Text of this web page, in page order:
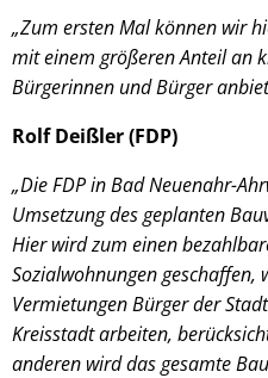
„Zum ersten Mal können wir
mit einem größeren Anteil an
Bürgerinnen und Bürger
Rolf Deißler (FDP)
„Die FDP in Bad Neuenahr-
Umsetzung des geplanten
Hier wird zum einen
Sozialwohnungen geschaffen,
Vermietungen Bürger der
Kreisstadt arbeiten,
anderen wird das gesamte